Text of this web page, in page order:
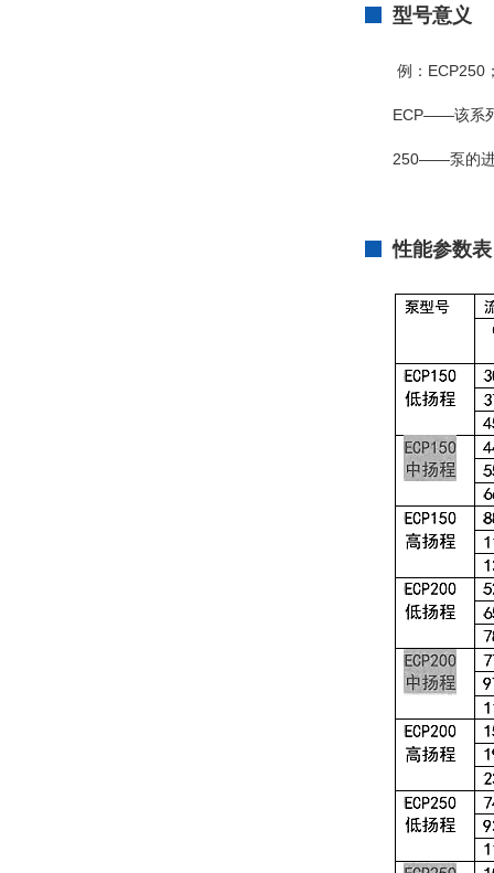
型号意义
例：ECP250
ECP——该系
250——泵的进
性能参数表